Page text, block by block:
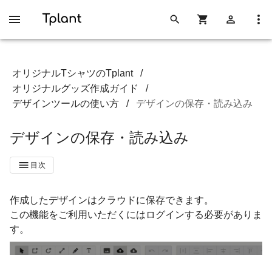
オリジナルTシャツのTplant
/
オリジナルグッズ作成ガイド
/
デザインツールの使い方
/ デザインの保存・読み込み
デザインの保存・読み込み
目次
作成したデザインはクラウドに保存できます。
この機能をご利用いただくにはログインする必要がありま
す。